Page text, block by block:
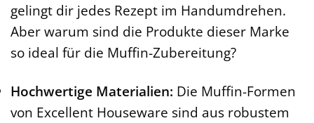
gelingt dir jedes Rezept im Handumdrehen.
Aber warum sind die Produkte dieser Marke
so ideal für die Muffin-Zubereitung?
Hochwertige Materialien: Die Muffin-Formen
von Excellent Houseware sind aus robustem